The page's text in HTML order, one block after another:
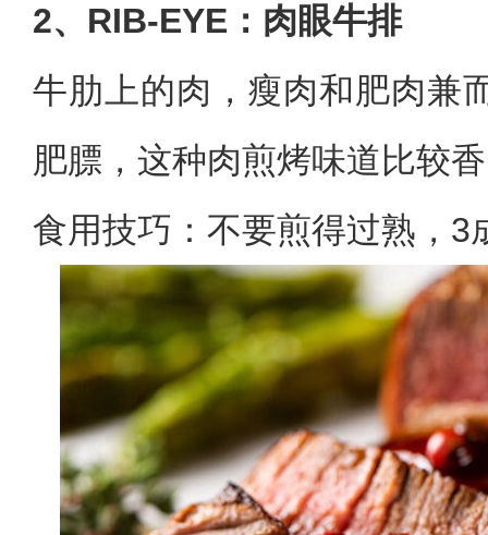
2、RIB-EYE：肉眼牛排
牛肋上的肉，瘦肉和肥肉兼
肥膘，这种肉煎烤味道比较
食用技巧：不要煎得过熟，3